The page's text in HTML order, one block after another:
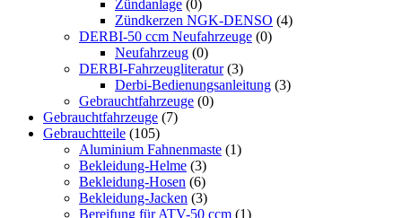
Zündanlage (0)
Zündkerzen NGK-DENSO (4)
DERBI-50 ccm Neufahrzeuge (0)
Neufahrzeug (0)
DERBI-Fahrzeugliteratur (3)
Derbi-Bedienungsanleitung (3)
Gebrauchtfahrzeuge (0)
Gebrauchtfahrzeuge (7)
Gebrauchtteile (105)
Aluminium Fahnenmaste (1)
Bekleidung-Helme (3)
Bekleidung-Hosen (6)
Bekleidung-Jacken (3)
Bereifung für ATV-50 ccm (1)